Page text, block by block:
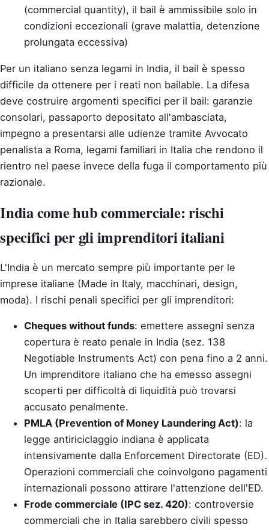
(commercial quantity), il bail è ammissibile solo in
condizioni eccezionali (grave malattia, detenzione
prolungata eccessiva)
Per un italiano senza legami in India, il bail è spesso
difficile da ottenere per i reati non bailable. La difesa
deve costruire argomenti specifici per il bail: garanzie
consolari, passaporto depositato all'ambasciata,
impegno a presentarsi alle udienze tramite Avvocato
penalista a Roma, legami familiari in Italia che rendono il
rientro nel paese invece della fuga il comportamento più
razionale.
India come hub commerciale: rischi
specifici per gli imprenditori italiani
L'India è un mercato sempre più importante per le
imprese italiane (Made in Italy, macchinari, design,
moda). I rischi penali specifici per gli imprenditori:
Cheques without funds: emettere assegni senza
copertura è reato penale in India (sez. 138
Negotiable Instruments Act) con pena fino a 2 anni.
Un imprenditore italiano che ha emesso assegni
scoperti per difficoltà di liquidità può trovarsi
accusato penalmente.
PMLA (Prevention of Money Laundering Act): la
legge antiriciclaggio indiana è applicata
intensivamente dalla Enforcement Directorate (ED).
Operazioni commerciali che coinvolgono pagamenti
internazionali possono attirare l'attenzione dell'ED.
Frode commerciale (IPC sez. 420): controversie
commerciali che in Italia sarebbero civili spesso